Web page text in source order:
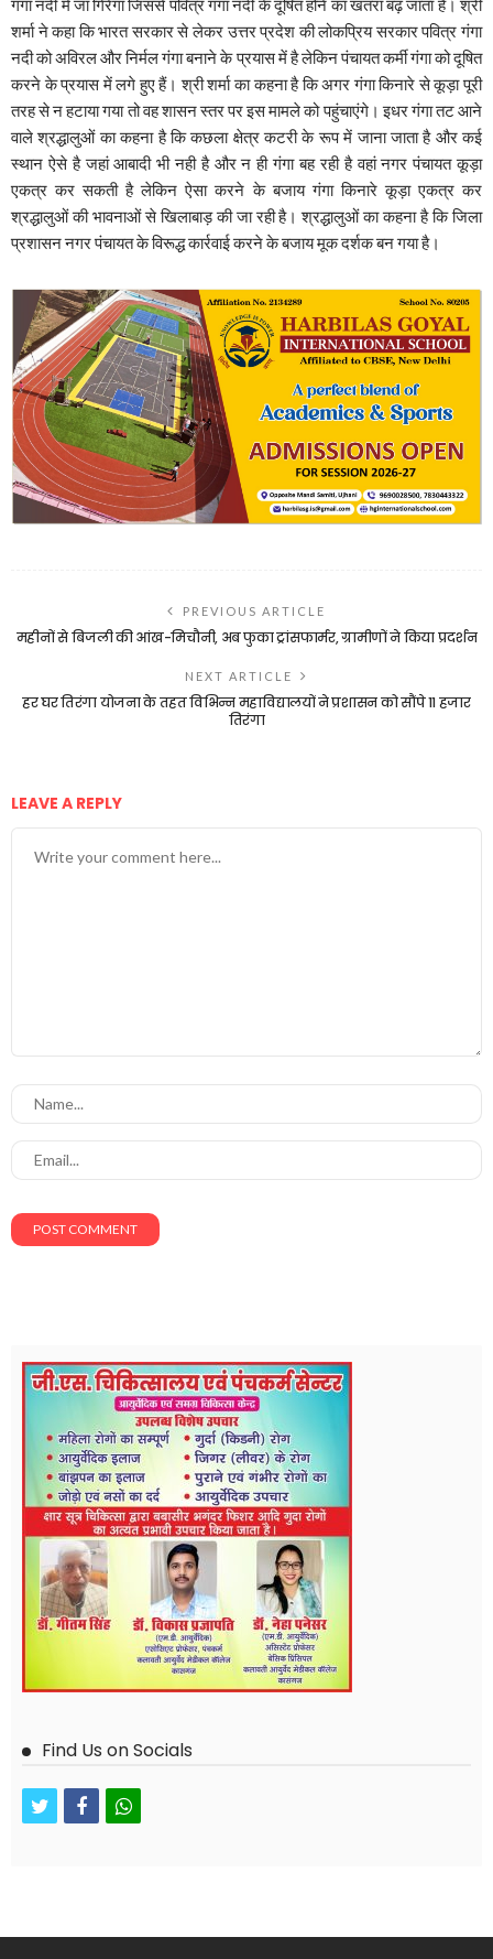
शर्मा ने कहा कि भारत सरकार से लेकर उत्तर प्रदेश की लोकप्रिय सरकार पवित्र गंगा
नदी को अविरल और निर्मल गंगा बनाने के प्रयास में है लेकिन पंचायत कर्मी गंगा को दूषित
करने के प्रयास में लगे हुए हैं। श्री शर्मा का कहना है कि अगर गंगा किनारे से कूड़ा पूरी
तरह से न हटाया गया तो वह शासन स्तर पर इस मामले को पहुंचाएंगे। इधर गंगा तट आने
वाले श्रद्धालुओं का कहना है कि कछला क्षेत्र कटरी के रूप में जाना जाता है और कई
स्थान ऐसे है जहां आबादी भी नही है और न ही गंगा बह रही है वहां नगर पंचायत कूड़ा
एकत्र कर सकती है लेकिन ऐसा करने के बजाय गंगा किनारे कूड़ा एकत्र कर
श्रद्धालुओं की भावनाओं से खिलाबाड़ की जा रही है। श्रद्धालुओं का कहना है कि जिला
प्रशासन नगर पंचायत के विरूद्ध कार्रवाई करने के बजाय मूक दर्शक बन गया है।
PREVIOUS ARTICLE
महीनों से बिजली की आंख-मिचौनी, अब फुका ट्रांसफार्मर, ग्रामीणों ने किया प्रदर्शन
NEXT ARTICLE
हर घर तिरंगा योजना के तहत विभिन्न महाविद्यालयों ने प्रशासन को सौंपे 11 हजार
तिरंगा
LEAVE A REPLY
Find Us on Socials
twitterfacebookwhatsapp